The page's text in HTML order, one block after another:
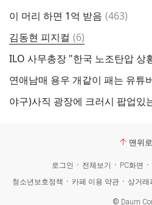
이 머리 하면 1억 받음 댓
(463)
김동현 피지컬 댓
글
(6)
ILO 사무총장 "한국 노조탄압 상
연애남매 용우 개같이 패는 유튜
맨위로
로그인 전체보기 PC화면
청소년보호정책
카페 이용 약관 상거래
© Daum